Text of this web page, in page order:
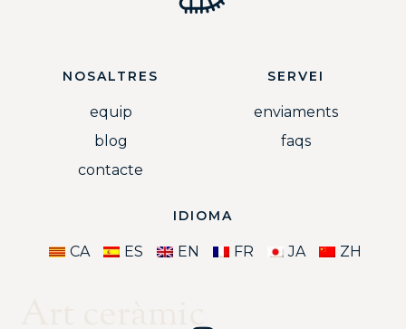
NOSALTRES
equip
blog
contacte
SERVEI
enviaments
faqs
IDIOMA
CA ES EN FR JA ZH
Art ceràmic